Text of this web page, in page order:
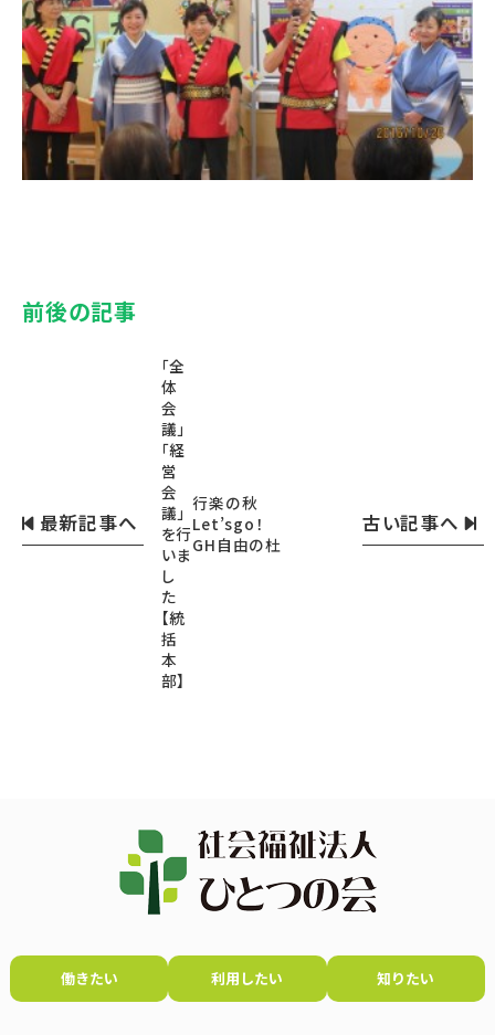
前後の記事
最新記事へ
「全
体
会
議」
「経
営
会
議」
を行
いま
し
た
【統
括
本
部】
古い記事へ
行楽の秋
Let’sgo！
GH自由の杜
働きたい 利用したい 知りたい